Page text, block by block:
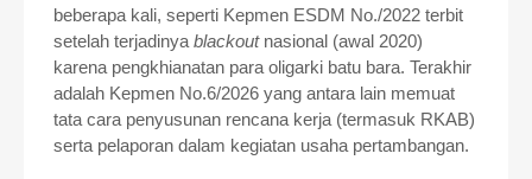
beberapa kali, seperti Kepmen ESDM No./2022 terbit
setelah terjadinya blackoutnasional (awal 2020)
karena pengkhianatan para oligarki batu bara. Terakhir
adalah Kepmen No.6/2026 yang antara lain memuat
tata cara penyusunan rencana kerja (termasuk RKAB)
serta pelaporan dalam kegiatan usaha pertambangan.